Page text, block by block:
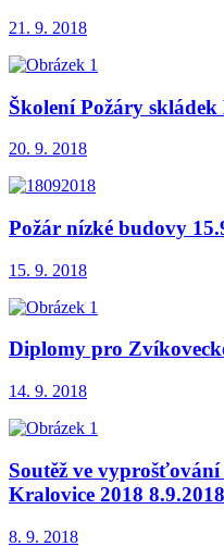
21. 9. 2018
Školení Požáry skládek
20. 9. 2018
Požár nízké budovy
15. 9. 2018
Diplomy pro
14. 9. 2018
Soutěž ve
Kralovice 2018 8.9.2018
8. 9. 2018